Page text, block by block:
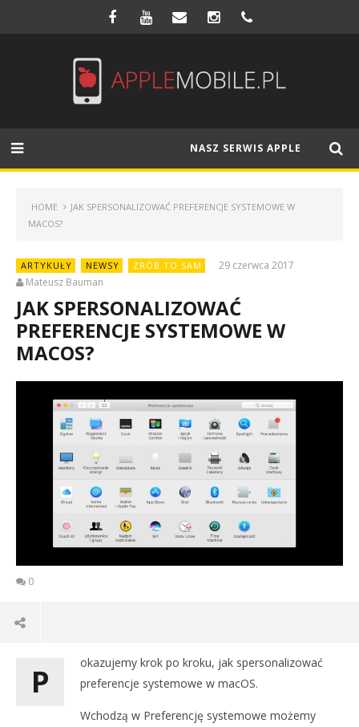
NASZ SERWIS APPLE
HOME
JAK SPERSONALIZOWAĆ PREFERENCJE SYSTEMOWE W
MACOS?
ARTYKUŁY NEWSY ZRÓB TO SAM
29 czerwca 2017
Mateusz Bauman
JAK SPERSONALIZOWAĆ
PREFERENCJE SYSTEMOWE W
MACOS?
0
P
okazujemy krok po kroku, jak spersonalizować
preferencje systemowe w macOS.
Wchodzą w Preferencję systemowe możemy